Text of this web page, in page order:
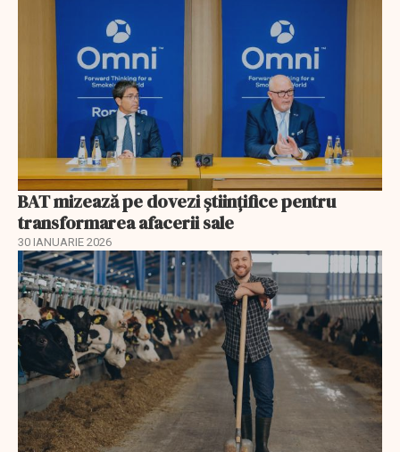
BAT mizează pe dovezi științifice pentru
transformarea afacerii sale
30 IANUARIE 2026